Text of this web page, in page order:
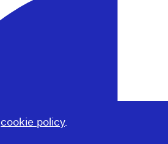
cookie policy.